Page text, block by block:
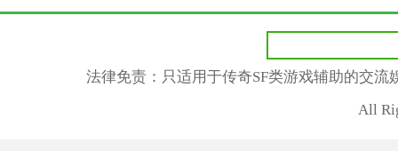
法律免责：只适用于传奇SF类游戏辅助的交
All